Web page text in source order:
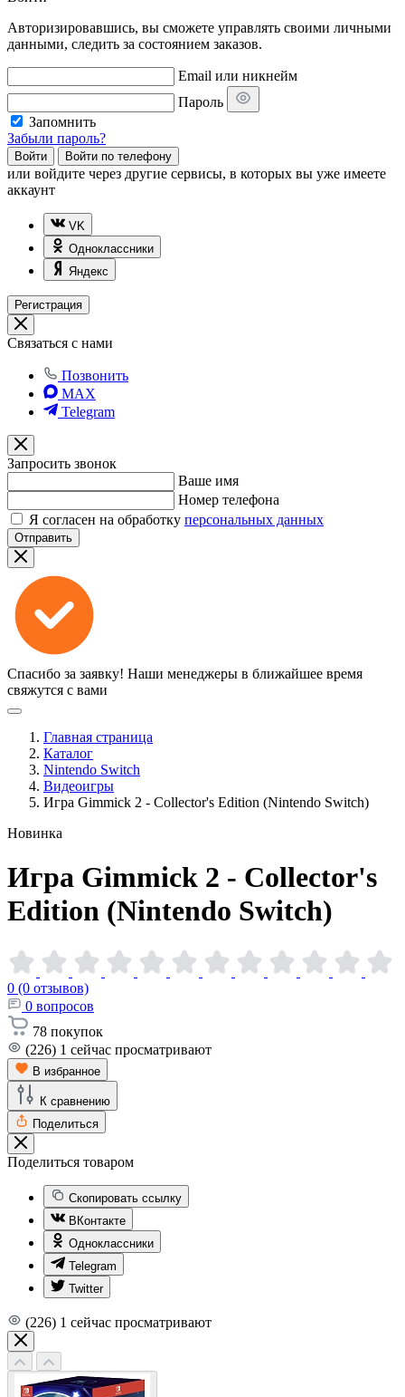
Авторизировавшись, вы сможете управлять своими личными
данными, следить за состоянием заказов.
Email или никнейм
Пароль
Запомнить
Забыли пароль?
Войти Войти по телефону
или войдите через другие сервисы, в которых вы уже имеете
аккаунт
VK
Одноклассники
Яндекс
Регистрация
Связаться с нами
Позвонить
MAX
Telegram
Запросить звонок
Ваше имя
Номер телефона
Я согласен на обработку персональных данных
Отправить
Спасибо за заявку! Наши менеджеры в ближайшее время
свяжутся с вами
Главная страница
Каталог
Nintendo Switch
Видеоигры
Игра Gimmick 2 - Collector's Edition (Nintendo Switch)
Новинка
Игра Gimmick 2 - Collector's
Edition (Nintendo Switch)
0 (0 отзывов)
0 вопросов
78 покупок
(226) 1 сейчас просматривают
В избранное
К сравнению
Поделиться
Поделиться товаром
Скопировать ссылку
ВКонтакте
Одноклассники
Telegram
Twitter
(226) 1 сейчас просматривают